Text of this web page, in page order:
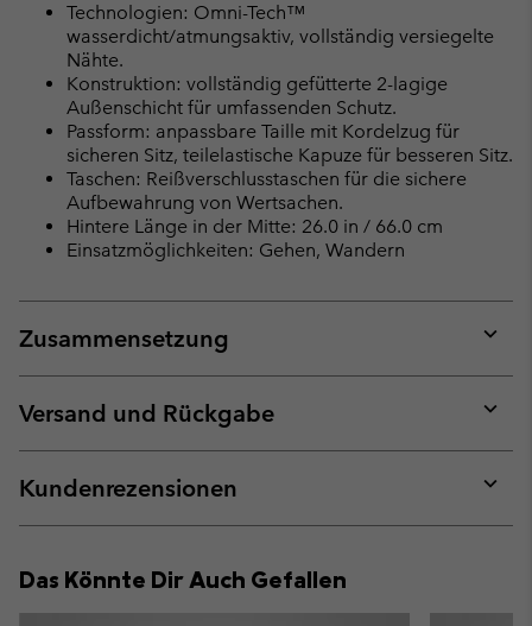
Technologien: Omni-Tech™
wasserdicht/atmungsaktiv, vollständig versiegelte
Nähte.
Konstruktion: vollständig gefütterte 2-lagige
Außenschicht für umfassenden Schutz.
Passform: anpassbare Taille mit Kordelzug für
sicheren Sitz, teilelastische Kapuze für besseren Sitz.
Taschen: Reißverschlusstaschen für die sichere
Aufbewahrung von Wertsachen.
Hintere Länge in der Mitte: 26.0 in / 66.0 cm
Einsatzmöglichkeiten: Gehen, Wandern
Zusammensetzung
or
Versand und Rückgabe
or
Kundenrezensionen
or
Das Könnte Dir Auch Gefallen